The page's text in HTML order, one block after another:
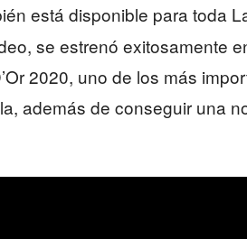
está disponible para toda
se estrenó exitosamente
2020, uno de los más
además de conseguir una